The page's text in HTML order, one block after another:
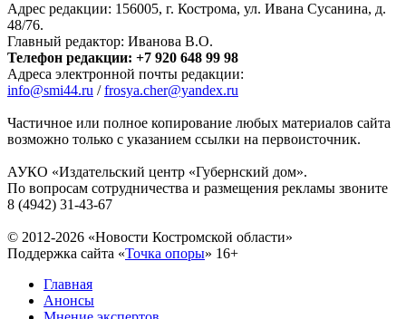
Адрес редакции: 156005, г. Кострома, ул. Ивана Сусанина, д.
48/76.
Главный редактор: Иванова В.О.
Телефон редакции: +7 920 648 99 98
Адреса электронной почты редакции:
info@smi44.ru /frosya.cher@yandex.ru
Частичное или полное копирование любых материалов сайта
возможно только с указанием ссылки на первоисточник.
АУКО «Издательский центр «Губернский дом».
По вопросам сотрудничества и размещения рекламы звоните
8 (4942) 31-43-67
© 2012-2026 «Новости Костромской области»
Поддержка сайта «Точка опоры» 16+
Главная
Анонсы